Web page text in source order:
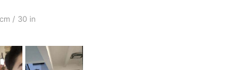
cm / 42 in, 색: 더스티 핑크색, 사이즈: M
/ 30 in